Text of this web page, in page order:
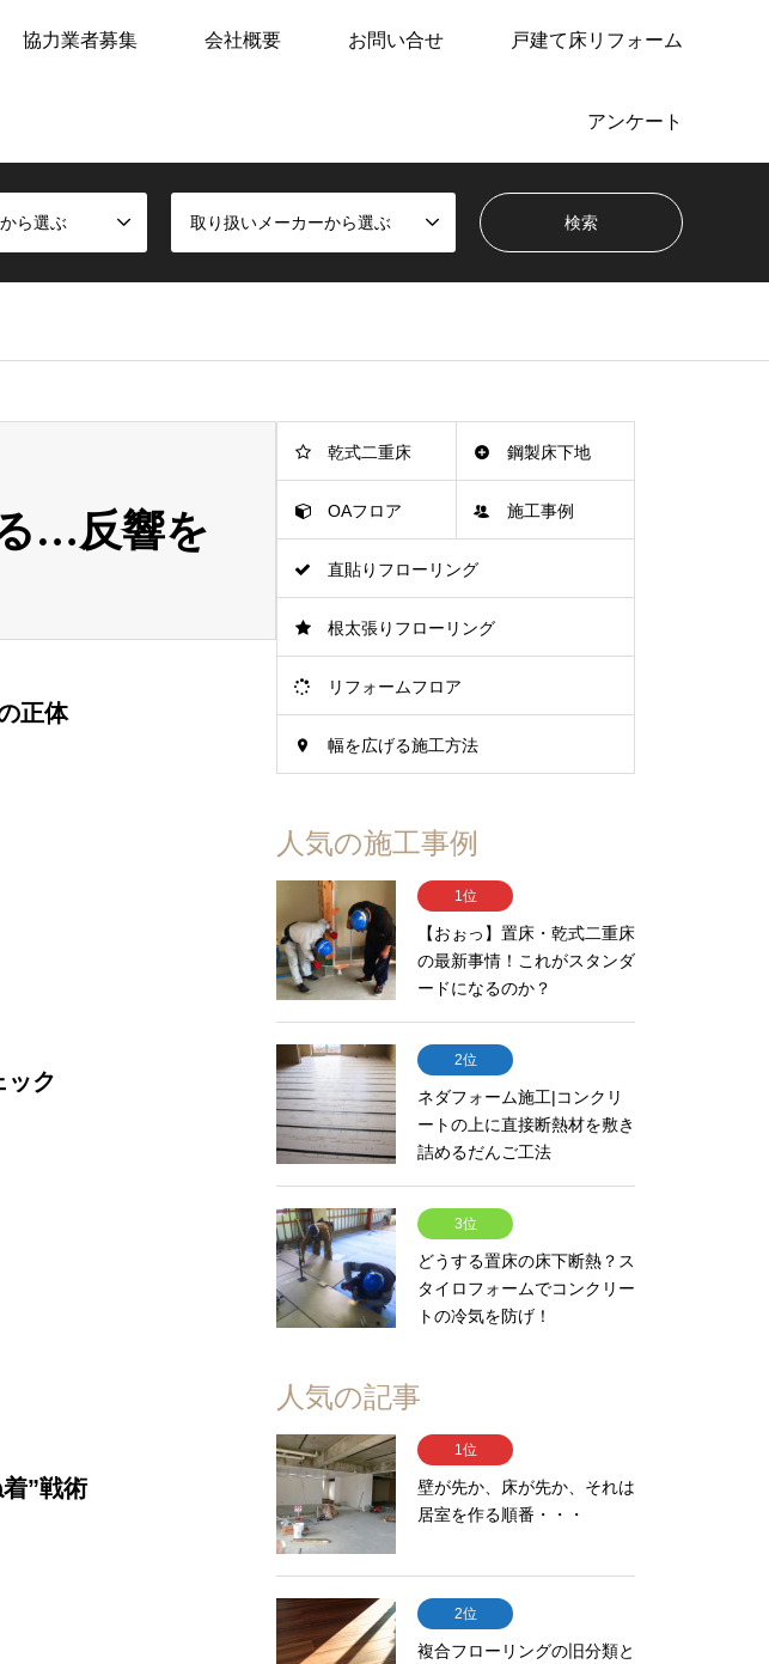
協力業者募集 会社概要 お問い合せ 戸建て床リフォーム
アンケート
ら選ぶ 取り扱いメーカーから選ぶ
…反響を
正体
ク
”戦術
乾式二重床 鋼製床下地
OAフロア 施工事例
直貼りフローリング
根太張りフローリング
リフォームフロア
幅を広げる施工方法
人気の施工事例
1位
【おぉっ】置床・乾式二重床
の最新事情！これがスタンダ
ードになるのか？
2位
ネダフォーム施工|コンクリ
ートの上に直接断熱材を敷き
詰めるだんご工法
3位
どうする置床の床下断熱？ス
タイロフォームでコンクリー
トの冷気を防げ！
人気の記事
1位
壁が先か、床が先か、それは
居室を作る順番・・・
2位
複合フローリングの旧分類と